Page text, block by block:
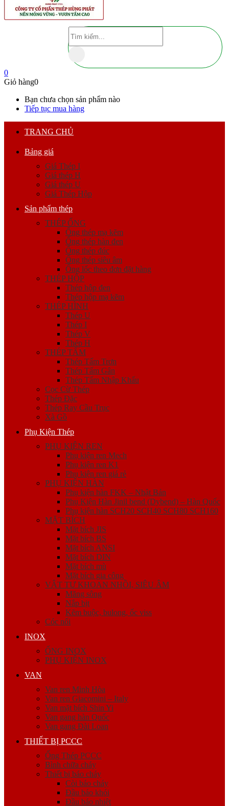
0
Giỏ hàng0
Bạn chưa chọn sản phẩm nào
Tiếp tục mua hàng
TRANG CHỦ
Bảng giá
Giá Thép I
Giá thép H
Giá thép U
Giá Thép Hộp
Sản phẩm thép
THÉP ỐNG
Ống thép mạ kẽm
Ống thép hàn đen
Ống thép đúc
Ống thép siêu âm
Ống lốc theo đơn đặt hàng
THÉP HỘP
Thép hộp đen
Thép hộp mạ kẽm
THÉP HÌNH
Thép U
Thép I
Thép V
Thép H
THÉP TẤM
Thép Tấm Trơn
Thép Tấm Gân
Thép Tấm Nhập Khẩu
Cọc Cừ Thép
Thép Đặc
Thép Ray Cầu Trục
Xà Gồ
Phụ Kiện Thép
PHỤ KIỆN REN
Phụ kiện ren Mech
Phụ kiện ren K1
Phụ kiện ren giá rẻ
PHỤ KIỆN HÀN
Phụ kiện hàn FKK – Nhật Bản
Phụ Kiện Hàn Jinil bend (Dybend) – Hàn Quốc
Phụ kiện hàn SCH20 SCH40 SCH80 SCH160
MẶT BÍCH
Mặt bích JIS
Mặt bích BS
Mặt bích ANSI
Mặt bích DIN
Mặt bích mù
Mặt bích gia công
VẬT TƯ KHOAN NHỒI, SIÊU ÂM
Măng sông
Nắp bịt
Kẽm buộc, bulong, ốc viss
Cóc nối
INOX
ỐNG INOX
PHỤ KIỆN INOX
VAN
Van ren Minh Hòa
Van ren Giacomini – Italy
Van mặt bích Shin Yi
Van gang hàn Quốc
Van gang Đài Loan
THIẾT BỊ PCCC
Ống Thép PCCC
Bình chữa cháy
Thiết bị báo cháy
Còi báo cháy
Đầu báo khói
Đầu báo nhiệt